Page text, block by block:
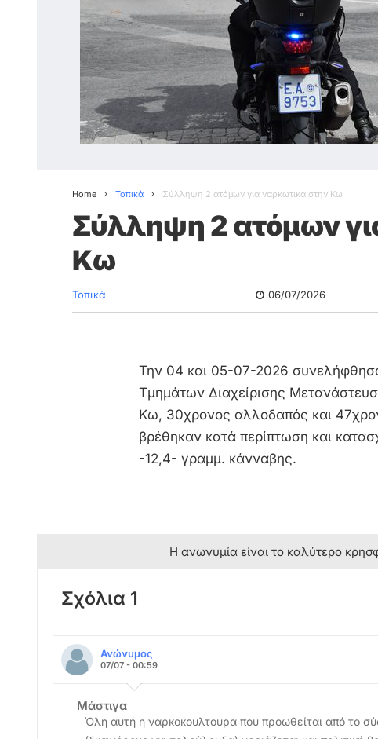
Home Τοπικά Σύλληψη 2 ατόμων για ναρκωτικά στην Κω
Σύλληψη 2 ατόμων
Κω
Τοπικά 06/07/2026
Την 04 και 05-07-2026
Τμημάτων Διαχείρισης
Κω, 30χρονος αλλοδαπός και
βρέθηκαν κατά περίπτωση και
-12,4- γραμμ. κάνναβης.
Η ανωνυμία είναι το καλύτερο
Σχόλια 1
Ανώνυμος
07/07 - 00:59
Μάστιγα
Όλη αυτή η ναρκοκουλτουρα που προωθείται από το